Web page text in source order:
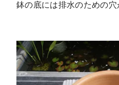
鉢の底には排水のための穴